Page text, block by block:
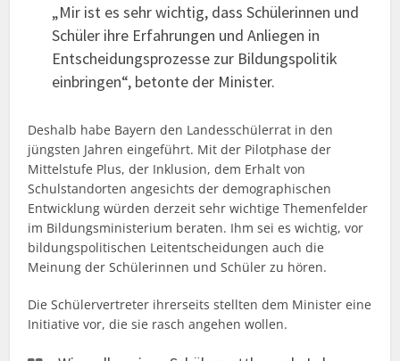
„Mir ist es sehr wichtig, dass Schülerinnen und
Schüler ihre Erfahrungen und Anliegen in
Entscheidungsprozesse zur Bildungspolitik
einbringen“, betonte der Minister.
Deshalb habe Bayern den Landesschülerrat in den
jüngsten Jahren eingeführt. Mit der Pilotphase der
Mittelstufe Plus, der Inklusion, dem Erhalt von
Schulstandorten angesichts der demographischen
Entwicklung würden derzeit sehr wichtige Themenfelder
im Bildungsministerium beraten. Ihm sei es wichtig, vor
bildungspolitischen Leitentscheidungen auch die
Meinung der Schülerinnen und Schüler zu hören.
Die Schülervertreter ihrerseits stellten dem Minister eine
Initiative vor, die sie rasch angehen wollen.